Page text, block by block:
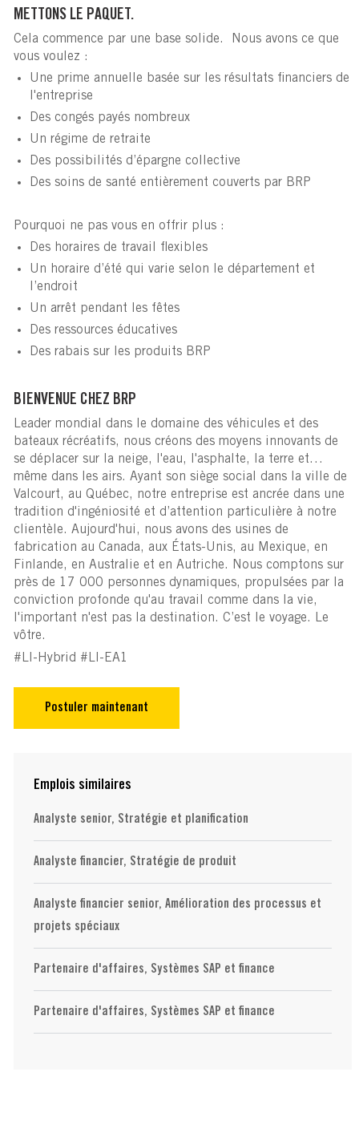
METTONS LE PAQUET.
Cela commence par une base solide. Nous avons ce que
vous voulez :
Une prime annuelle basée sur les résultats financiers de
l'entreprise
Des congés payés nombreux
Un régime de retraite
Des possibilités d’épargne collective
Des soins de santé entièrement couverts par BRP
Pourquoi ne pas vous en offrir plus :
Des horaires de travail flexibles
Un horaire d’été qui varie selon le département et
l’endroit
Un arrêt pendant les fêtes
Des ressources éducatives
Des rabais sur les produits BRP
BIENVENUE CHEZ BRP
Leader mondial dans le domaine des véhicules et des
bateaux récréatifs, nous créons des moyens innovants de
se déplacer sur la neige, l'eau, l'asphalte, la terre et…
même dans les airs. Ayant son siège social dans la ville de
Valcourt, au Québec, notre entreprise est ancrée dans une
tradition d'ingéniosité et d’attention particulière à notre
clientèle. Aujourd'hui, nous avons des usines de
fabrication au Canada, aux États-Unis, au Mexique, en
Finlande, en Australie et en Autriche. Nous comptons sur
près de 17 000 personnes dynamiques, propulsées par la
conviction profonde qu'au travail comme dans la vie,
l'important n'est pas la destination. C’est le voyage. Le
vôtre.
#LI-Hybrid #LI-EA1
Postuler maintenant
Emplois similaires
Analyste senior, Stratégie et planification
Analyste financier, Stratégie de produit
Analyste financier senior, Amélioration des processus et
projets spéciaux
Partenaire d'affaires, Systèmes SAP et finance
Partenaire d'affaires, Systèmes SAP et finance